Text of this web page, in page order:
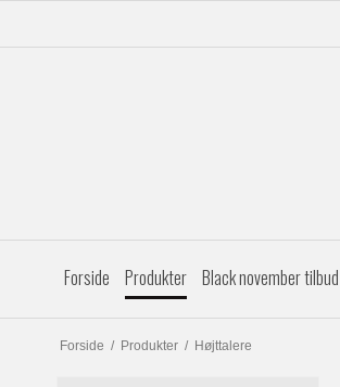
Forside Produkter Black november tilbud
Forside / Produkter / Højttalere